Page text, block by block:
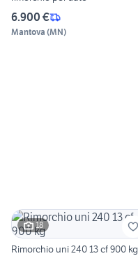
6.900 €
Mantova (MN)
18
Rimorchio uni 240 13 cf 900 kg